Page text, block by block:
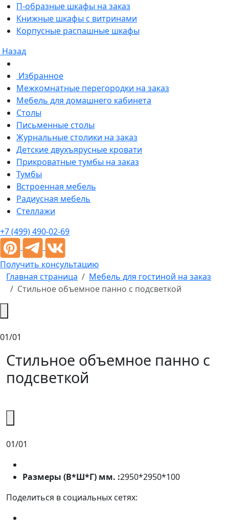
П-образные шкафы на заказ
Книжные шкафы с витринами
Корпусные распашные шкафы
Назад
Избранное
Межкомнатные перегородки на заказ
Мебель для домашнего кабинета
Столы
Письменные столы
Журнальные столики на заказ
Детские двухъярусные кровати
Прикроватные тумбы на заказ
Тумбы
Встроенная мебель
Радиусная мебель
Стеллажи
+7 (499) 490-02-69
Получить консультацию
Главная страница
Мебель для гостиной на заказ
Стильное объемное панно с подсветкой
01/01
Стильное объемное панно с
подсветкой
01/01
Размеры (В*Ш*Г) мм. :2950*2950*100
Поделиться в социальных сетях: